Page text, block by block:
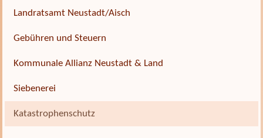
Landratsamt Neustadt/Aisch
Gebühren und Steuern
Kommunale Allianz Neustadt & Land
Siebenerei
Katastrophenschutz